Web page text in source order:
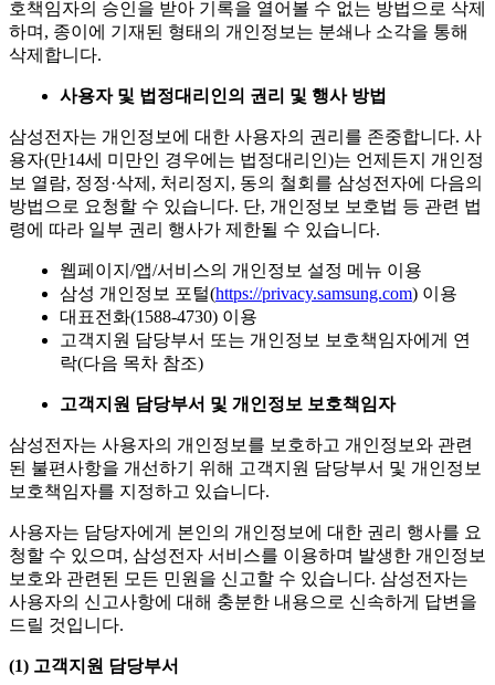
호책임자의 승인을 받아 기록을 열어볼 수 없는 방법으로 삭제
하며, 종이에 기재된 형태의 개인정보는 분쇄나 소각을 통해
삭제합니다.
사용자 및 법정대리인의 권리 및 행사 방법
삼성전자는 개인정보에 대한 사용자의 권리를 존중합니다. 사
용자(만14세 미만인 경우에는 법정대리인)는 언제든지 개인정
보 열람, 정정·삭제, 처리정지, 동의 철회를 삼성전자에 다음의
방법으로 요청할 수 있습니다. 단, 개인정보 보호법 등 관련 법
령에 따라 일부 권리 행사가 제한될 수 있습니다.
웹페이지/앱/서비스의 개인정보 설정 메뉴 이용
삼성 개인정보 포털(https://privacy.samsung.com) 이용
대표전화(1588-4730) 이용
고객지원 담당부서 또는 개인정보 보호책임자에게 연
락(다음 목차 참조)
고객지원 담당부서 및 개인정보 보호책임자
삼성전자는 사용자의 개인정보를 보호하고 개인정보와 관련
된 불편사항을 개선하기 위해 고객지원 담당부서 및 개인정보
보호책임자를 지정하고 있습니다.
사용자는 담당자에게 본인의 개인정보에 대한 권리 행사를 요
청할 수 있으며, 삼성전자 서비스를 이용하며 발생한 개인정보
보호와 관련된 모든 민원을 신고할 수 있습니다. 삼성전자는
사용자의 신고사항에 대해 충분한 내용으로 신속하게 답변을
드릴 것입니다.
(1) 고객지원 담당부서